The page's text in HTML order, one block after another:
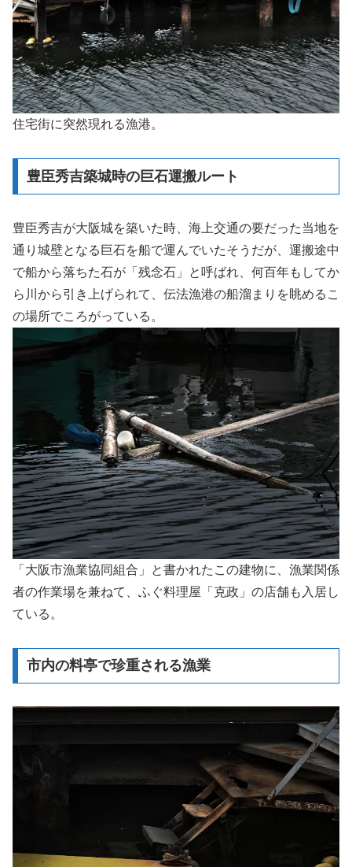
住宅街に突然現れる漁港。
豊臣秀吉築城時の巨石運搬ルート
豊臣秀吉が大阪城を築いた時、海上交通の要だった当地を
通り城壁となる巨石を船で運んでいたそうだが、運搬途中
で船から落ちた石が「残念石」と呼ばれ、何百年もしてか
ら川から引き上げられて、伝法漁港の船溜まりを眺めるこ
の場所でころがっている。
「大阪市漁業協同組合」と書かれたこの建物に、漁業関係
者の作業場を兼ねて、ふぐ料理屋「克政」の店舗も入居し
ている。
市内の料亭で珍重される漁業